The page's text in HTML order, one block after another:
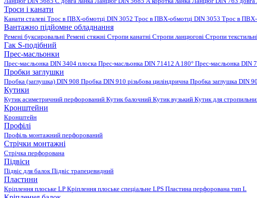
Троси і канати
Канати сталеві Трос в ПВХ-обмотці DIN 3052 Трос в ПВХ-обмотці DIN 3053 Трос в ПВХ-
Вантажно підйомне обладнання
Ремені буксировальні Ремені стяжні Стропи канатні Стропи ланцюгові Стропи
Гак S-подібний
Прес-масльонки
Прес-масльонка DIN 3404 плоска Прес-масльонка DIN 71412 A 180° Прес-масльонка DIN
Пробки заглушки
Пробка (заглушка) DIN 908 Пробка DIN 910 різьбова циліндрична Пробка заглушка DIN
Кутики
Кутик асиметричний перфорований Кутик балочний Кутик вузький Кутик для
Кронштейни
Кронштейн
Профілі
Профіль монтажний перфорований
Стрічки монтажні
Стрічка перфорована
Підвіси
Підвіс для балокПідвіс трапецевидний
Пластини
Кріплення плоське LP Кріплення плоське спеціальне LPS Пластина перфорована тип L